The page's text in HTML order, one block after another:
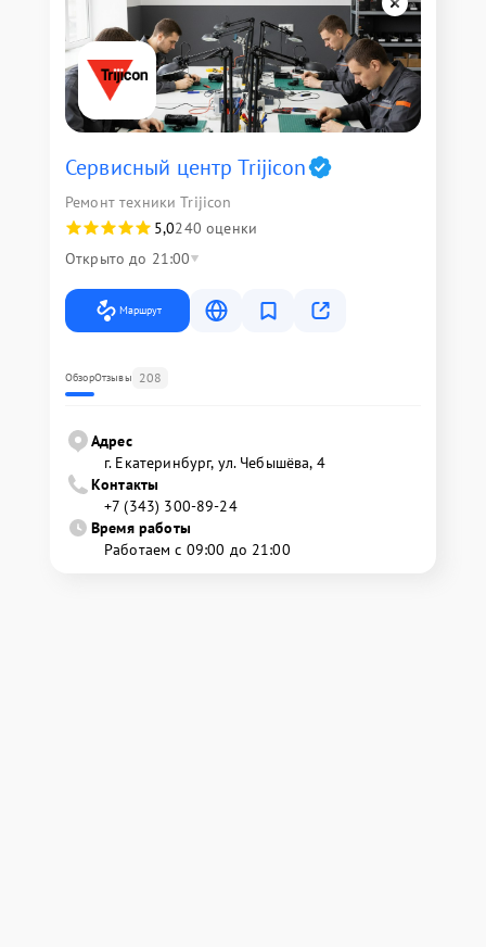
Сервисный центр Trijicon
Ремонт техники Trijicon
5,0240 оценки
Открыто до 21:00
Маршрут
ОбзорОтзывы 208
Адрес
г. Екатеринбург, ул. Чебышёва, 4
Контакты
+7 (343) 300-89-24
Время работы
Работаем с 09:00 до 21:00